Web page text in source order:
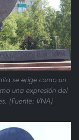
se erige como un
una expresión del
(Fuente: VNA)